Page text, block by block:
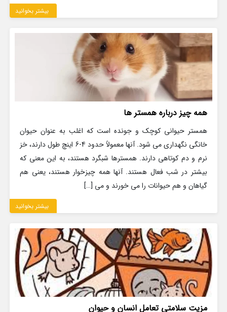
بیشتر بخوانید
همه چیز درباره همستر ها
همستر حیوانی کوچک و جونده است که اغلب به عنوان حیوان
خانگی نگهداری می شود. آنها معمولاً حدود 4-6 اینچ طول دارند، خز
نرم و دم کوتاهی دارند. همسترها شبگرد هستند، به این معنی که
بیشتر در شب فعال هستند. آنها همه چیزخوار هستند، یعنی هم
گیاهان و هم حیوانات را می خورند و می […]
بیشتر بخوانید
مزیت سلامتی تعامل انسان و حیوان